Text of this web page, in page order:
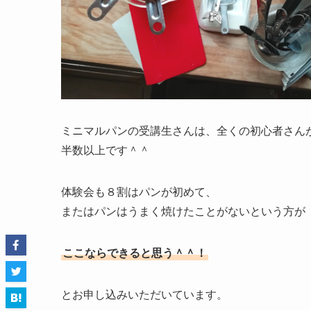
ミニマルパンの受講生さんは、全くの初心者さん
半数以上です＾＾
体験会も８割はパンが初めて、
またはパンはうまく焼けたことがないという方が
ここならできると思う＾＾！
とお申し込みいただいています。